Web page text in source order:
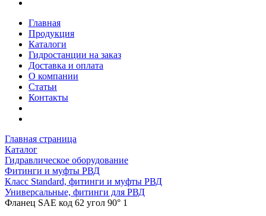
Главная
Продукция
Каталоги
Гидростанции на заказ
Доставка и оплата
О компании
Статьи
Контакты
Главная страница
Каталог
Гидравлическое оборудование
Фитинги и муфты РВД
Класс Standard, фитинги и муфты РВД
Универсальные, фитинги для РВД
Фланец SAE код 62 угол 90° 1